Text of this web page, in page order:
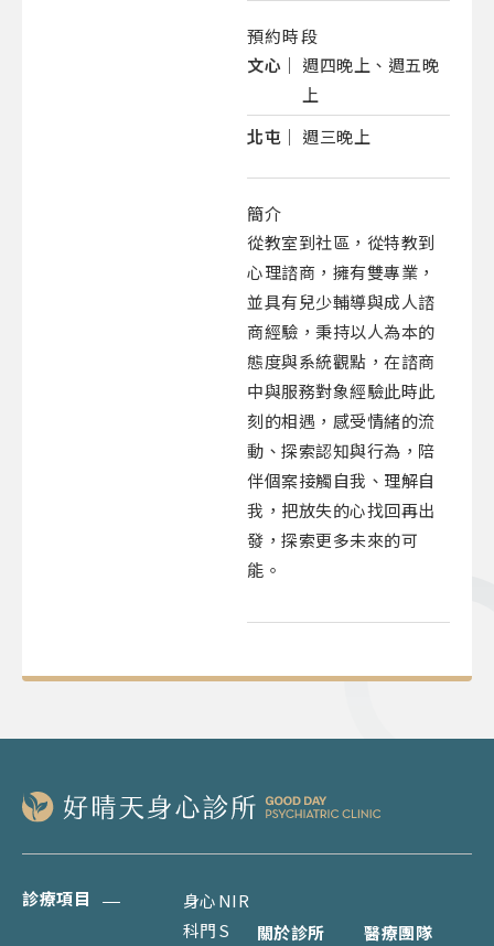
預約時段
文心｜ 週四晚上、週五晚
上
北屯｜ 週三晚上
簡介
從教室到社區，從特教到
心理諮商，擁有雙專業，
並具有兒少輔導與成人諮
商經驗，秉持以人為本的
態度與系統觀點，在諮商
中與服務對象經驗此時此
刻的相遇，感受情緒的流
動、探索認知與行為，陪
伴個案接觸自我、理解自
我，把放失的心找回再出
發，探索更多未來的可
能。
診療項目
身心
科門
NIR
S
關於診所 醫療團隊